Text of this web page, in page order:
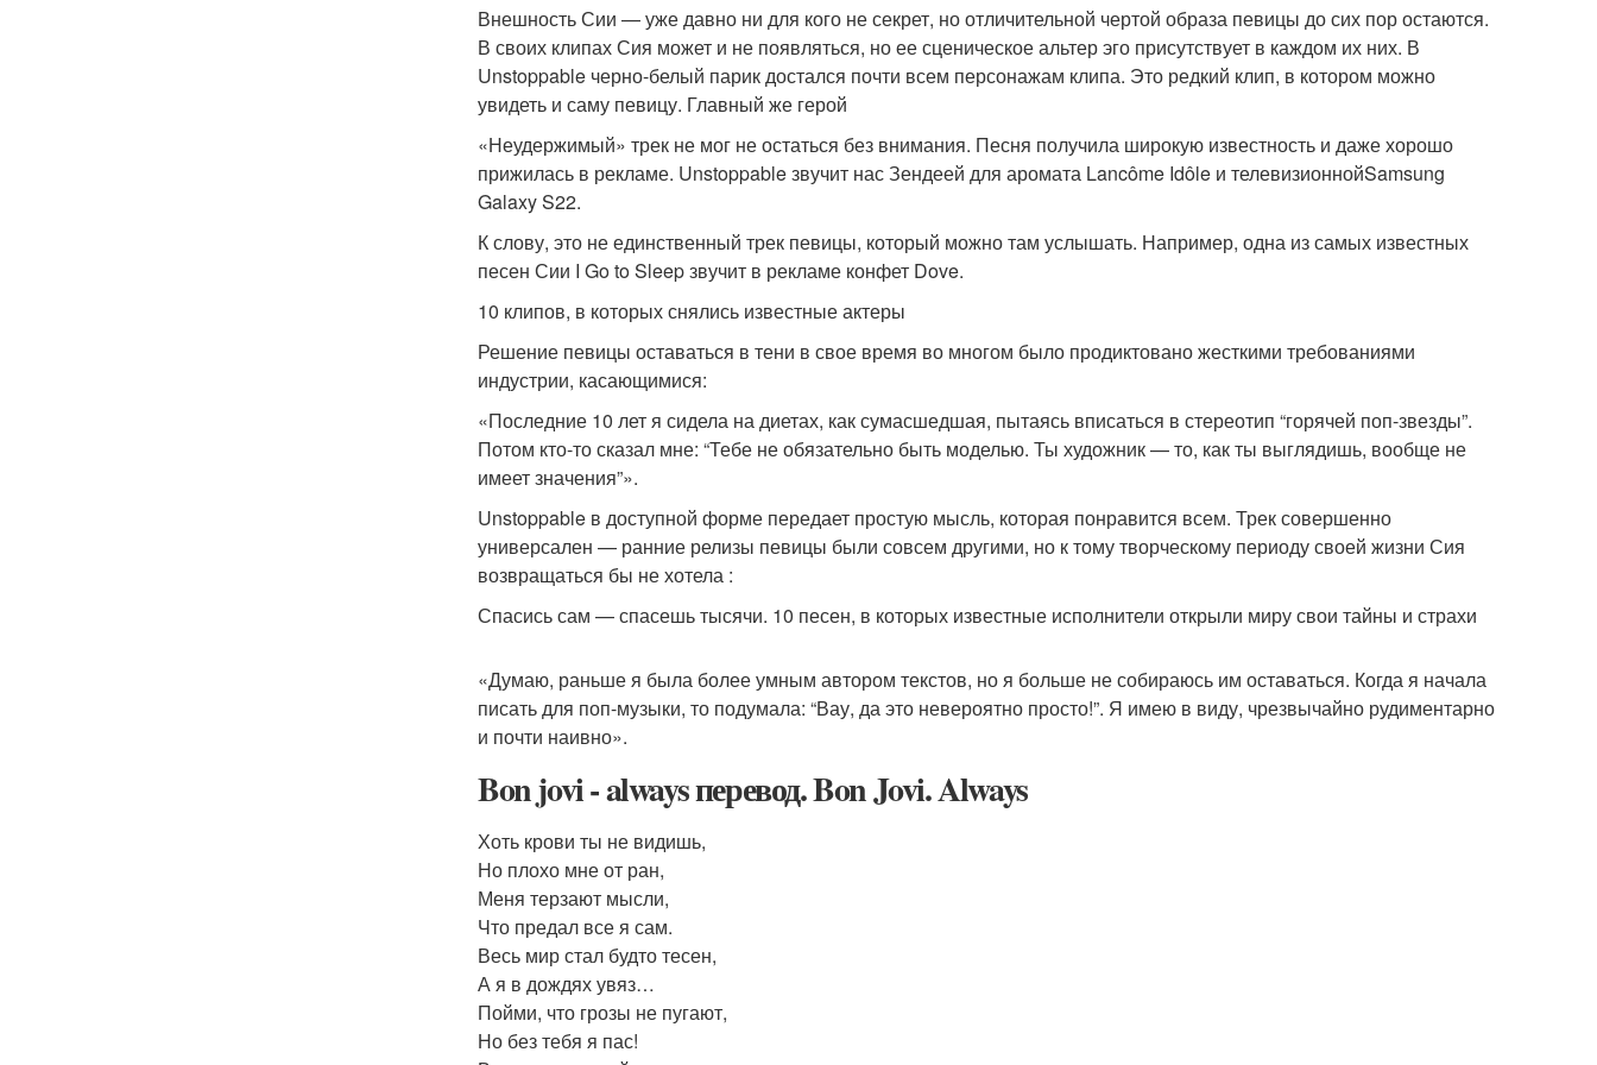
Внешность Сии — уже давно ни для кого не секрет, но отличительной чертой образа певицы до сих пор остаются.
В своих клипах Сия может и не появляться, но ее сценическое альтер эго присутствует в каждом их них. В
Unstoppable черно-белый парик достался почти всем персонажам клипа. Это редкий клип, в котором можно
увидеть и саму певицу. Главный же герой
«Неудержимый» трек не мог не остаться без внимания. Песня получила широкую известность и даже хорошо
прижилась в рекламе. Unstoppable звучит нас Зендеей для аромата Lancôme Idôle и телевизионнойSamsung
Galaxy S22.
К слову, это не единственный трек певицы, который можно там услышать. Например, одна из самых известных
песен Сии I Go to Sleep звучит в рекламе конфет Dove.
10 клипов, в которых снялись известные актеры
Решение певицы оставаться в тени в свое время во многом было продиктовано жесткими требованиями
индустрии, касающимися:
«Последние 10 лет я сидела на диетах, как сумасшедшая, пытаясь вписаться в стереотип “горячей поп-звезды”.
Потом кто-то сказал мне: “Тебе не обязательно быть моделью. Ты художник — то, как ты выглядишь, вообще не
имеет значения”».
Unstoppable в доступной форме передает простую мысль, которая понравится всем. Трек совершенно
универсален — ранние релизы певицы были совсем другими, но к тому творческому периоду своей жизни Сия
возвращаться бы не хотела :
Спасись сам — спасешь тысячи. 10 песен, в которых известные исполнители открыли миру свои тайны и страхи
«Думаю, раньше я была более умным автором текстов, но я больше не собираюсь им оставаться. Когда я начала
писать для поп-музыки, то подумала: “Вау, да это невероятно просто!”. Я имею в виду, чрезвычайно рудиментарно
и почти наивно».
Bon jovi - always перевод. Bon Jovi. Always
Хоть крови ты не видишь,
Но плохо мне от ран,
Меня терзают мысли,
Что предал все я сам.
Весь мир стал будто тесен,
А я в дождях увяз…
Пойми, что грозы не пугают,
Но без тебя я пас!